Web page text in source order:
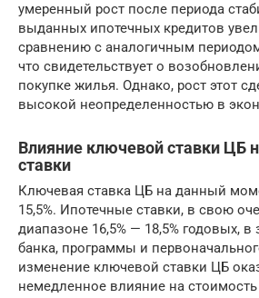
умеренный рост после периода
выданных ипотечных кредитов
сравнению с аналогичным
что свидетельствует о
покупке жилья. Однако, рост этот
высокой неопределенностью в
Влияние ключевой ставки ЦБ
ставки
Ключевая ставка ЦБ на данный
15,5%. Ипотечные ставки, в свою
диапазоне 16,5% — 18,5% годовых,
банка, программы и
изменение ключевой ставки ЦБ
немедленное влияние на